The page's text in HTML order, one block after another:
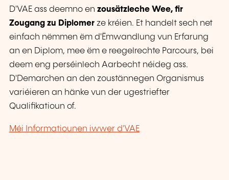
D'VAE ass deemno en zousätzleche Wee, fir
Zougang zu Diplomer ze kréien. Et handelt sech net
einfach nëmmen ëm d'Ëmwandlung vun Erfarung
an en Diplom, mee ëm e reegelrechte Parcours, bei
deem eng perséinlech Aarbecht néideg ass.
D'Demarchen an den zoustännegen Organismus
variéieren an hänke vun der ugestriefter
Qualifikatioun of.
Méi Informatiounen iwwer d'VAE